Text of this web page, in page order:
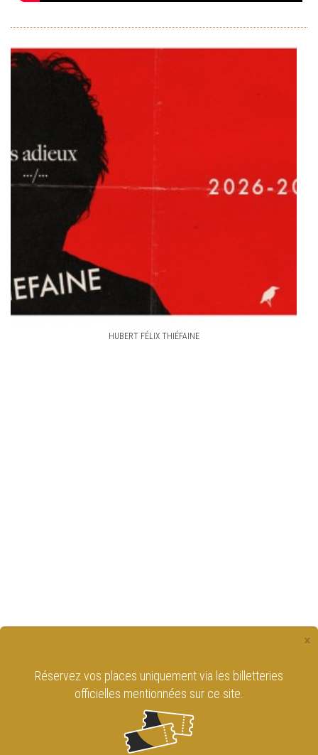
HUBERT FÉLIX THIÉFAINE
×
Réservez vos places uniquement via les billetteries
officielles mentionnées sur ce site.